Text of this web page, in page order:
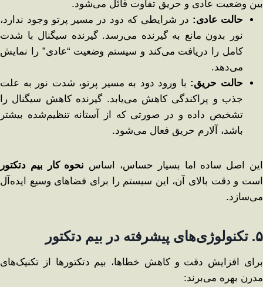
بین وضعیت عادی و حریق تفاوت قائل می‌شود.
حالت عادی: در شرایطی که دود در مسیر پرتو وجود ندارد،
نور بدون مانع به گیرنده می‌رسد. گیرنده سیگنال با شدت
کامل را دریافت می‌کند و سیستم وضعیت “عادی” را نمایش
می‌دهد.
حالت حریق: با ورود دود به مسیر پرتو، شدت نور به علت
جذب و پراکندگی کاهش می‌یابد. گیرنده کاهش سیگنال را
تشخیص داده و در صورتی که از آستانه تنظیم‌شده بیشتر
باشد، آلارم حریق فعال می‌شود.
این اصل ساده اما بسیار حساس، اساس نحوه کار بیم دتکتور
است و دقت بالای آن، این سیستم را برای فضاهای وسیع ایده‌آل
می‌سازد.
۵. تکنولوژی‌های پیشرفته در بیم دتکتور
برای افزایش دقت و کاهش خطاها، بیم دتکتورها از تکنیک‌های
مدرن بهره می‌برند: